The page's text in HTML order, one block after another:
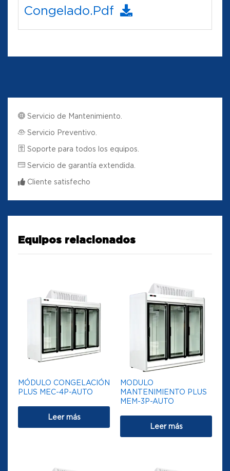
Congelado.pdf
Servicio de Mantenimiento.
Servicio Preventivo.
Soporte para todos los equipos.
Servicio de garantía extendida.
Cliente satisfecho
Equipos relacionados
MÓDULO CONGELACIÓN
PLUS MEC-4P-AUTO
Leer más
MODULO
MANTENIMIENTO PLUS
MEM-3P-AUTO
Leer más